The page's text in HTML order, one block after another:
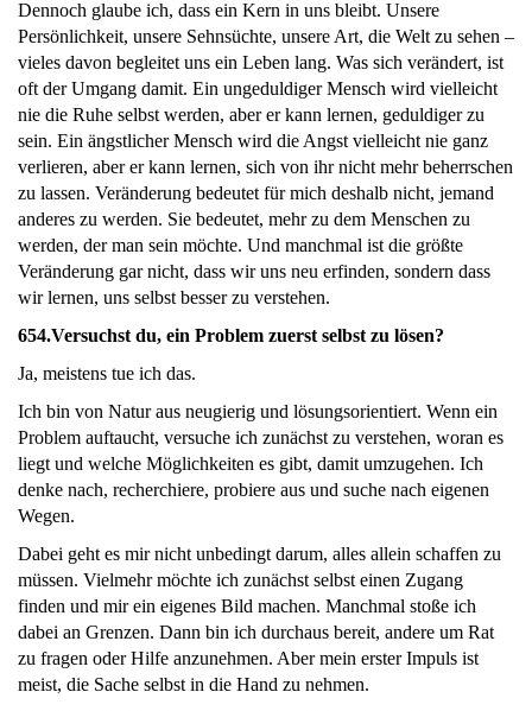
Dennoch glaube ich, dass ein Kern in uns bleibt. Unsere
Persönlichkeit, unsere Sehnsüchte, unsere Art, die Welt zu sehen –
vieles davon begleitet uns ein Leben lang. Was sich verändert, ist
oft der Umgang damit. Ein ungeduldiger Mensch wird vielleicht
nie die Ruhe selbst werden, aber er kann lernen, geduldiger zu
sein. Ein ängstlicher Mensch wird die Angst vielleicht nie ganz
verlieren, aber er kann lernen, sich von ihr nicht mehr beherrschen
zu lassen. Veränderung bedeutet für mich deshalb nicht, jemand
anderes zu werden. Sie bedeutet, mehr zu dem Menschen zu
werden, der man sein möchte. Und manchmal ist die größte
Veränderung gar nicht, dass wir uns neu erfinden, sondern dass
wir lernen, uns selbst besser zu verstehen.
654.Versuchst du, ein Problem zuerst selbst zu lösen?
Ja, meistens tue ich das.
Ich bin von Natur aus neugierig und lösungsorientiert. Wenn ein
Problem auftaucht, versuche ich zunächst zu verstehen, woran es
liegt und welche Möglichkeiten es gibt, damit umzugehen. Ich
denke nach, recherchiere, probiere aus und suche nach eigenen
Wegen.
Dabei geht es mir nicht unbedingt darum, alles allein schaffen zu
müssen. Vielmehr möchte ich zunächst selbst einen Zugang
finden und mir ein eigenes Bild machen. Manchmal stoße ich
dabei an Grenzen. Dann bin ich durchaus bereit, andere um Rat
zu fragen oder Hilfe anzunehmen. Aber mein erster Impuls ist
meist, die Sache selbst in die Hand zu nehmen.